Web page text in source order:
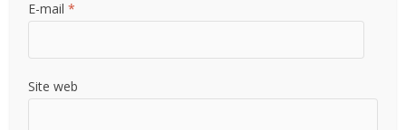
E-mail*
Site web